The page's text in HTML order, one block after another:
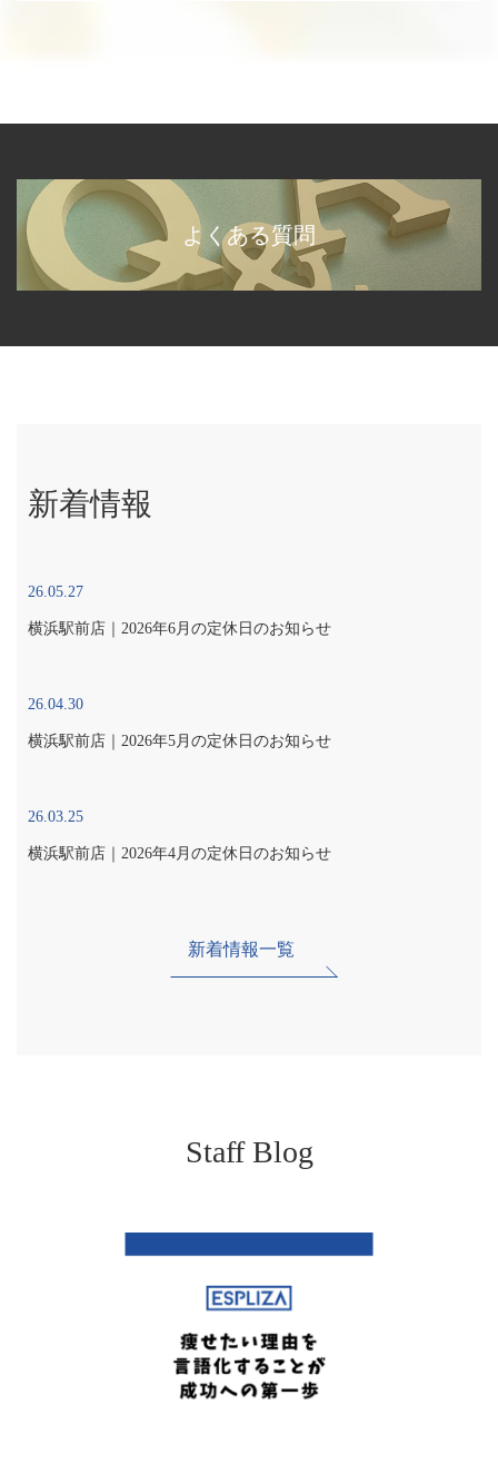
よくある質問
新着情報
26.05.27
横浜駅前店｜2026年6月の定休日のお知らせ
26.04.30
横浜駅前店｜2026年5月の定休日のお知らせ
26.03.25
横浜駅前店｜2026年4月の定休日のお知らせ
新着情報一覧
Staff Blog